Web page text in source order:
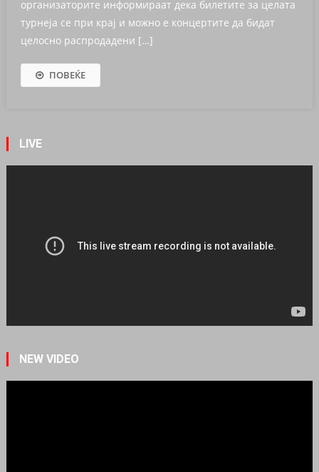
организаторите информираат дека билетите за целата
турнеја се при крај и можно е концертите да бидат
целосно распродадени […]
ПОВЕЌЕ
LIVE
NEW VIDEO